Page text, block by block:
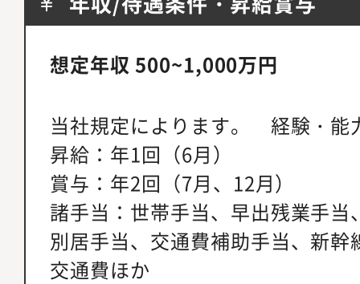
想定年収 500~1,000万円
当社規定によります。 経験・能
昇給：年1回（6月）
賞与：年2回（7月、12月）
諸手当：世帯手当、早出残業手
別居手当、交通費補助手当、新
交通費ほか